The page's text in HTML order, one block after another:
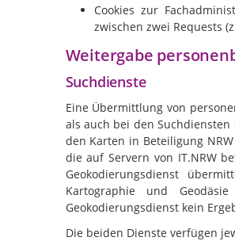
Cookies zur
zwischen zwei Requests
Weitergabe
Suchdienste
Eine Übermittlung von
als auch bei den
den Karten in Beteiligung
die auf Servern von IT.NRW
Geokodierungsdienst
Kartographie und
Geokodierungsdienst kein
Die beiden Dienste verfügen